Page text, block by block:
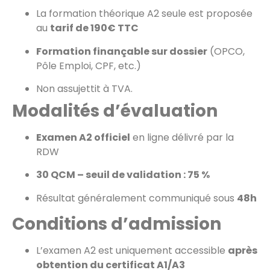
La formation théorique A2 seule est proposée
au tarif de 190€ TTC
Formation finançable sur dossier (OPCO,
Pôle Emploi, CPF, etc.)
Non assujettit à TVA.
Modalités d’évaluation
Examen A2 officiel en ligne délivré par la
RDW
30 QCM – seuil de validation : 75 %
Résultat généralement communiqué sous 48h
Conditions d’admission
L’examen A2 est uniquement accessible après
obtention du certificat A1/A3